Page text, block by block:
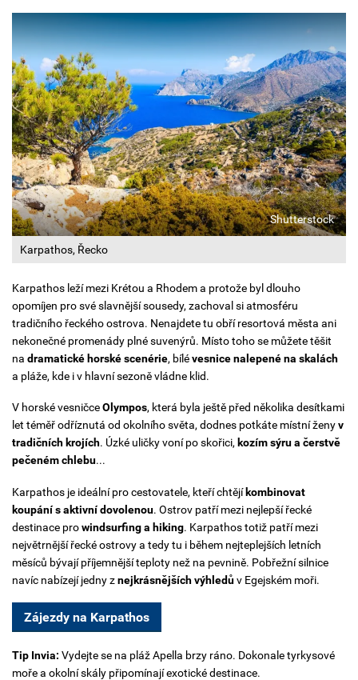
Karpathos, Řecko
Shutterstock
Karpathos leží mezi Krétou a Rhodem a protože byl dlouho
opomíjen pro své slavnější sousedy, zachoval si atmosféru
tradičního řeckého ostrova. Nenajdete tu obří resortová města ani
nekonečné promenády plné suvenýrů. Místo toho se můžete těšit
na dramatické horské scenérie, bílévesnice nalepené na skalách
a pláže, kde i v hlavní sezoně vládne klid.
V horské vesničceOlympos, která byla ještě před několika desítkami
let téměř odříznutá od okolního světa, dodnes potkáte místní ženyv
tradičních krojích. Úzké uličky voní po skořici, kozím sýru a čerstvě
pečeném chlebu...
Karpathos je ideální pro cestovatele, kteří chtějí kombinovat
koupání s aktivní dovolenou. Ostrov patří mezi nejlepší řecké
destinace prowindsurfing a hiking. Karpathos totiž patří mezi
největrnější řecké ostrovy a tedy tu i během nejteplejších letních
měsíců bývají příjemnější teploty než na pevnině. Pobřežní silnice
navíc nabízejí jedny znejkrásnějších výhledův Egejském moři.
Zájezdy na Karpathos
Tip Invia: Vydejte se na pláž Apella brzy ráno. Dokonale tyrkysové
moře a okolní skály připomínají exotické destinace.